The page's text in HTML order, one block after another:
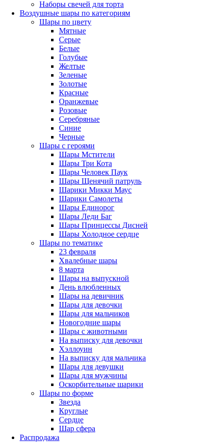
Наборы свечей для торта
Воздушные шары по категориям
Шары по цвету
Мятные
Серые
Белые
Голубые
Желтые
Зеленые
Золотые
Красные
Оранжевые
Розовые
Серебряные
Синие
Черные
Шары с героями
Шары Мстители
Шары Три Кота
Шары Человек Паук
Шары Щенячий патруль
Шарики Микки Маус
Шарики Самолеты
Шары Единорог
Шары Леди Баг
Шары Принцессы Дисней
Шары Холодное сердце
Шары по тематике
23 февраля
Хвалебные шары
8 марта
Шары на выпускной
День влюбленных
Шары на девичник
Шары для девочки
Шары для мальчиков
Новогодние шары
Шары с животными
На выписку для девочки
Хэллоуин
На выписку для мальчика
Шары для девушки
Шары для мужчины
Оскорбительные шарики
Шары по форме
Звезда
Круглые
Сердце
Шар сфера
Распродажа